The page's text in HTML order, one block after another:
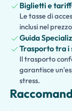
Con trasporti
personalizzata
antica e fascino
Biglietti e
Le tasse di
inclusi nel
Guida
Trasporto tra i
Il trasporto
garantisce
stress.